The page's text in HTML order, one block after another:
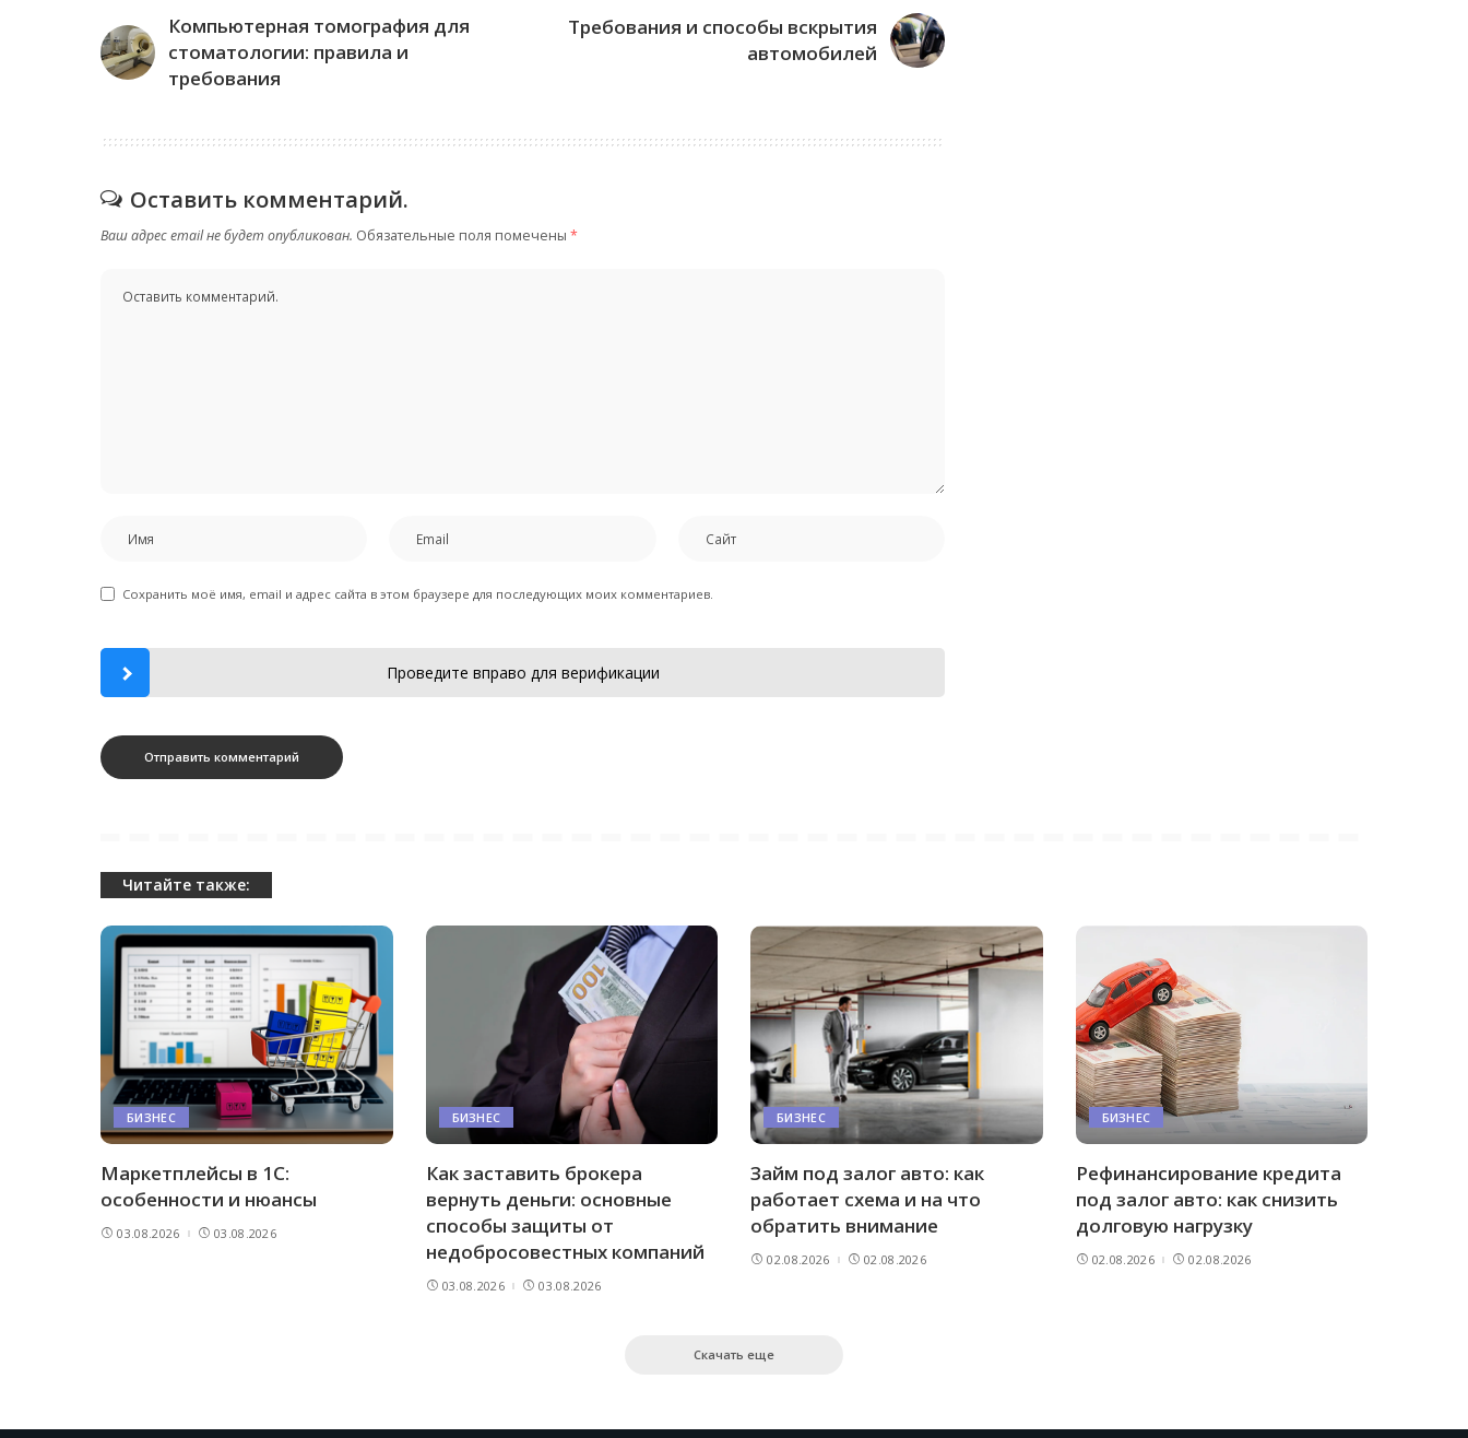
Компьютерная томография для
стоматологии: правила и
требования
Требования и способы вскрытия
автомобилей
Оставить комментарий.
Ваш адрес email не будет опубликован. Обязательные поля помечены *
Сохранить моё имя, email и адрес сайта в этом браузере для последующих моих комментариев.
Проведите вправо для верификации
Читайте также:
БИЗНЕС
Маркетплейсы в 1С:
особенности и нюансы
03.08.2026 03.08.2026
БИЗНЕС
Как заставить брокера
вернуть деньги: основные
способы защиты от
недобросовестных компаний
03.08.2026 03.08.2026
БИЗНЕС
Займ под залог авто: как
работает схема и на что
обратить внимание
02.08.2026 02.08.2026
БИЗНЕС
Рефинансирование кредита
под залог авто: как снизить
долговую нагрузку
02.08.2026 02.08.2026
Скачать еще